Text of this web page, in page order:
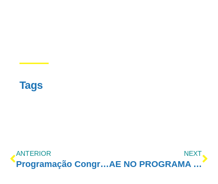
Tags
ANTERIOR
Programação Congresso 2023
NEXT
AE NO PROGRAMA VIDA MELHOR – REDEVIDA – 27/02/2023